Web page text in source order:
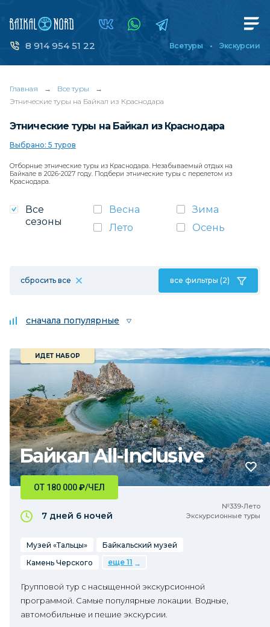
8 914 954 51 22 Все туры Экскурсии
Главная → Все туры
→
Этнические туры на Байкал из Краснодара
Этнические туры на Байкал из Краснодара
Выбрано: 5 туров
Отборные этнические туры из Краснодара. Незабываемый отдых на
Байкале в 2026-2027 году. Подбери этнические туры с перелетом из
Краснодара.
Все
сезоны
Весна
Зима
Лето
Осень
сбросить все все фильтры (2)
сначала популярные
Байкал All-Inclusive
ИДЕТ НАБОР
№339•Лето
Экскурсионные туры
ОТ 180 000₽/ЧЕЛ
7 дней 6 ночей
Музей «Тальцы»
Байкальский музей
Камень Черского
еще 11
Групповой тур с насыщенной экскурсионной
программой. Самые популярные локации. Водные,
автомобильные и пешие экскурсии.